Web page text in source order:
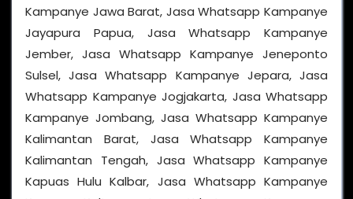
Kampanye Jawa Barat, Jasa Whatsapp Kampanye
Jayapura Papua, Jasa Whatsapp Kampanye
Jember, Jasa Whatsapp Kampanye Jeneponto
Sulsel, Jasa Whatsapp Kampanye Jepara, Jasa
Whatsapp Kampanye Jogjakarta, Jasa Whatsapp
Kampanye Jombang, Jasa Whatsapp Kampanye
Kalimantan Barat, Jasa Whatsapp Kampanye
Kalimantan Tengah, Jasa Whatsapp Kampanye
Kapuas Hulu Kalbar, Jasa Whatsapp Kampanye